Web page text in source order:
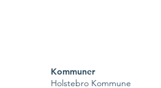
Kommuner
Holstebro Kommune